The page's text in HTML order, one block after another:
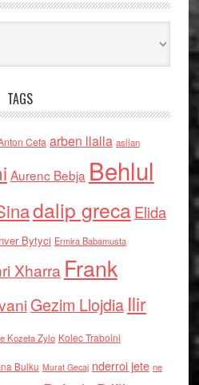
TAGS
Cefa arben llalla asllan
Aurenc Bebja Behlul
dalip grecaElida
Bytyci Ermira Babamusta
Xharra Frank
Gezim Llojdia Ilir
Kozeta Zylo Kolec Traboini
Bulku Murat Gecaj nderroi jete ne